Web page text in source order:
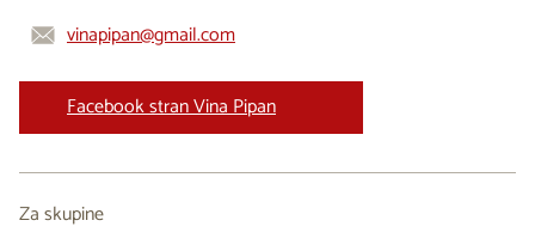
vinapipan@gmail.com
Facebook stran Vina Pipan
Za skupine